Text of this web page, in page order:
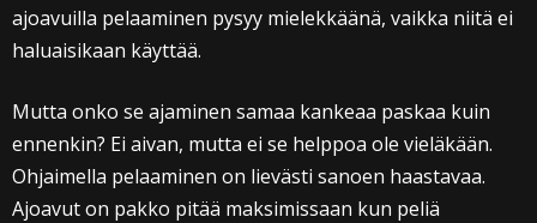
ajoavuilla pelaaminen pysyy mielekkäänä, vaikka niitä ei
haluaisikaan käyttää.
Mutta onko se ajaminen samaa kankeaa paskaa kuin
ennenkin? Ei aivan, mutta ei se helppoa ole vieläkään.
Ohjaimella pelaaminen on lievästi sanoen haastavaa.
Ajoavut on pakko pitää maksimissaan kun peliä